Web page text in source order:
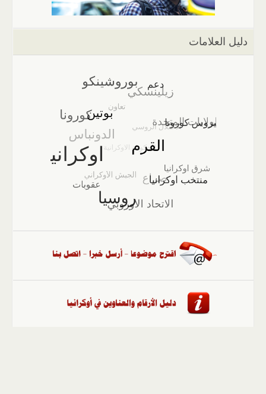
دليل العلامات